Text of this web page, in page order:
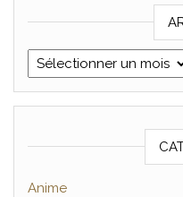
Archives
Anime